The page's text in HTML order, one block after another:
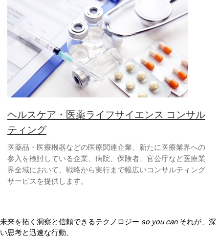
ヘルスケア・医薬ライフサイエンス コンサル
ティング
医薬品・医療機器などの医療関連企業、新たに医療業界への
参入を検討している企業、病院、保険者、官公庁など医療業
界全域において、戦略から実行まで幅広いコンサルティング
サービスを提供します。
未来を拓く洞察と信頼できるテクノロジー so you can それが、深
い思考と迅速な行動、